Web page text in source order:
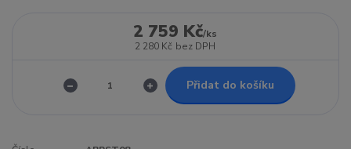
2 759 Kč/ks
2 280 Kč bez DPH
Přidat do košíku